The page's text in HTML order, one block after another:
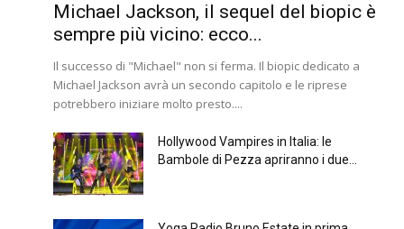
Michael Jackson, il sequel del biopic è
sempre più vicino: ecco...
Il successo di "Michael" non si ferma. Il biopic dedicato a
Michael Jackson avrà un secondo capitolo e le riprese
potrebbero iniziare molto presto....
Hollywood Vampires in Italia: le
Bambole di Pezza apriranno i due...